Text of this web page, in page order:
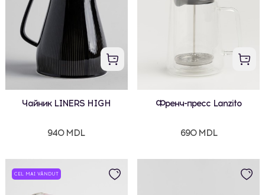
Чайник LINERS HIGH
940 MDL
Френч-пресс Lanzito
690 MDL
CEL MAI VÂNDUT